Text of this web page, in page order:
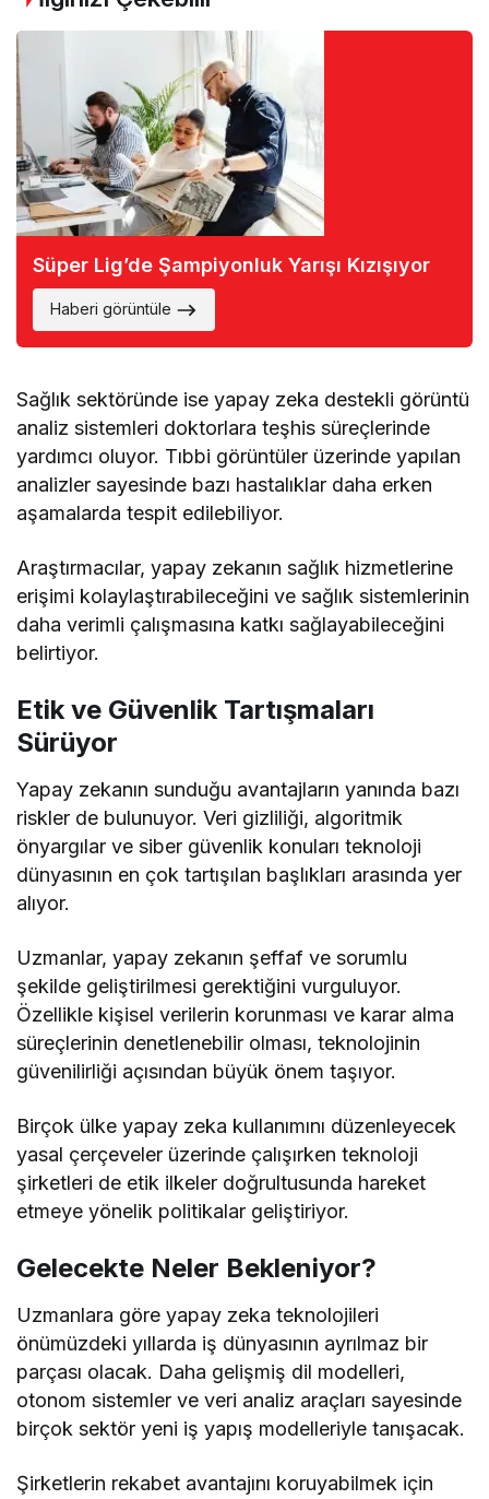
Süper Lig’de Şampiyonluk Yarışı Kızışıyor
Haberi görüntüle
Sağlık sektöründe ise yapay zeka destekli görüntü
analiz sistemleri doktorlara teşhis süreçlerinde
yardımcı oluyor. Tıbbi görüntüler üzerinde yapılan
analizler sayesinde bazı hastalıklar daha erken
aşamalarda tespit edilebiliyor.
Araştırmacılar, yapay zekanın sağlık hizmetlerine
erişimi kolaylaştırabileceğini ve sağlık sistemlerinin
daha verimli çalışmasına katkı sağlayabileceğini
belirtiyor.
Etik ve Güvenlik Tartışmaları
Sürüyor
Yapay zekanın sunduğu avantajların yanında bazı
riskler de bulunuyor. Veri gizliliği, algoritmik
önyargılar ve siber güvenlik konuları teknoloji
dünyasının en çok tartışılan başlıkları arasında yer
alıyor.
Uzmanlar, yapay zekanın şeffaf ve sorumlu
şekilde geliştirilmesi gerektiğini vurguluyor.
Özellikle kişisel verilerin korunması ve karar alma
süreçlerinin denetlenebilir olması, teknolojinin
güvenilirliği açısından büyük önem taşıyor.
Birçok ülke yapay zeka kullanımını düzenleyecek
yasal çerçeveler üzerinde çalışırken teknoloji
şirketleri de etik ilkeler doğrultusunda hareket
etmeye yönelik politikalar geliştiriyor.
Gelecekte Neler Bekleniyor?
Uzmanlara göre yapay zeka teknolojileri
önümüzdeki yıllarda iş dünyasının ayrılmaz bir
parçası olacak. Daha gelişmiş dil modelleri,
otonom sistemler ve veri analiz araçları sayesinde
birçok sektör yeni iş yapış modelleriyle tanışacak.
Şirketlerin rekabet avantajını koruyabilmek için